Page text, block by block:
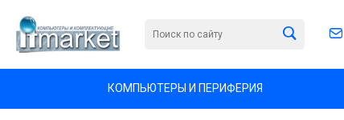
КОМПЬЮТЕРЫ И ПЕРИФЕРИЯ